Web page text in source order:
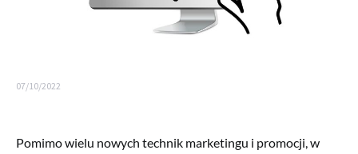
07/10/2022
Pomimo wielu nowych technik marketingu i promocji, w